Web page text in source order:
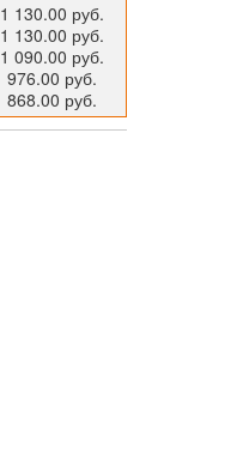
1 130.00 руб.
1 130.00 руб.
1 090.00 руб.
976.00 руб.
868.00 руб.